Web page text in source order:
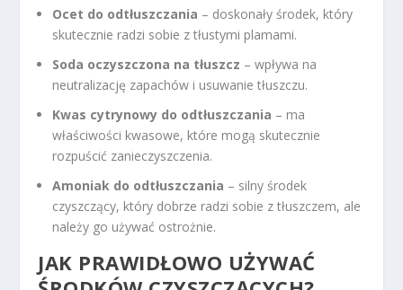
Ocet do odtłuszczania – doskonały środek, który
skutecznie radzi sobie z tłustymi plamami.
Soda oczyszczona na tłuszcz – wpływa na
neutralizację zapachów i usuwanie tłuszczu.
Kwas cytrynowy do odtłuszczania – ma
właściwości kwasowe, które mogą skutecznie
rozpuścić zanieczyszczenia.
Amoniak do odtłuszczania – silny środek
czyszczący, który dobrze radzi sobie z tłuszczem, ale
należy go używać ostrożnie.
JAK PRAWIDŁOWO UŻYWAĆ